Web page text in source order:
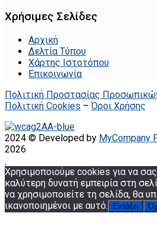
Χρήσιμες Σελίδες
Αρχική
Δελτία Τύπου
Χάρτης Ιστοτόπου
Επικοινωνία
Πολιτική Προστασίας
Πολιτική Cookies –Όροι Χρήσης
2024 © Developed by MyCompany
2026
.
Χρησιμοποιούμε cookies για να
καλύτερη δυνατή εμπειρία στη
να χρησιμοποιείτε τη σελίδα, θα
ικανοποιημένοι με αυτό.
Εντάξει